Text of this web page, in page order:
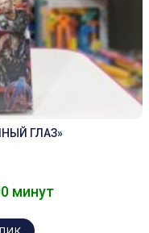
ГЛАЗ»
минут